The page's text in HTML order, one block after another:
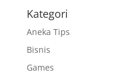
Kategori
Aneka Tips
Bisnis
Games